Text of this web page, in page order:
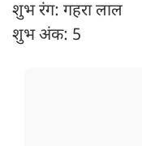
शुभ रंग: गहरा लाल
शुभ अंक: 5